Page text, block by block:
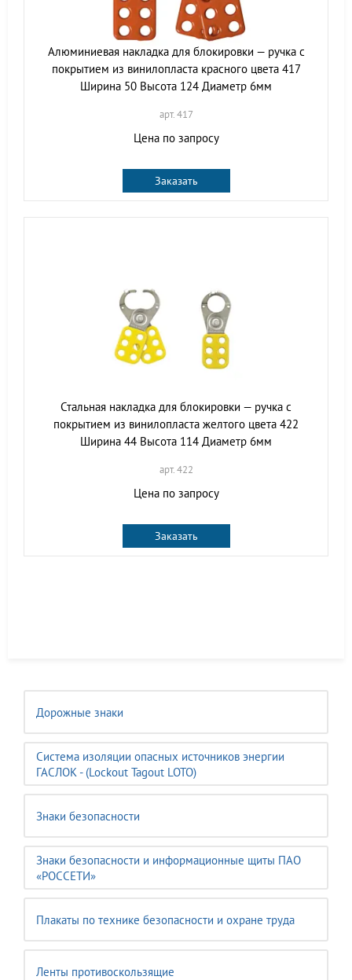
Дорожные знаки
Система изоляции опасных источников энергии
ГАСЛОК - (Lockout Tagout LOTO)
Знаки безопасности
Знаки безопасности и информационные щиты ПАО
«РОССЕТИ»
Плакаты по технике безопасности и охране труда
Ленты противоскользящие
Алюминиевая накладка для блокировки — ручка с
покрытием из винилопласта красного цвета 417
Ширина 50 Высота 124 Диаметр 6мм
арт. 417
Цена по запросу
Заказать
Стальная накладка для блокировки — ручка с
покрытием из винилопласта желтого цвета 422
Ширина 44 Высота 114 Диаметр 6мм
арт. 422
Цена по запросу
Заказать